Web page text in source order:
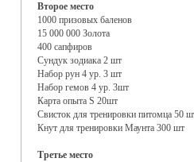
Второе место
1000 призовых баленов
15 000 000 Золота
400 сапфиров
Сундук зодиака 2 шт
Набор рун 4 ур. 3 шт
Набор гемов 4 ур. 3шт
Карта опыта S 20шт
Свисток для тренировки питомца 50
Кнут для тренировки Маунта 300 шт
Третье место